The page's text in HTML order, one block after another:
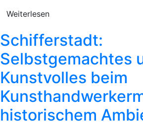
Weiterlesen
Schifferstadt:
Selbstgemachtes
Kunstvolles beim
historischem